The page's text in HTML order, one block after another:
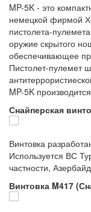
MP-5K - это
немецкой фирмой
пистолета-
оружие скрытого
обеспечивающее
Пистолет-пулемет
MP-5K
Снайперская
Винтовка
Используется ВС
частности,
Винтовка M417